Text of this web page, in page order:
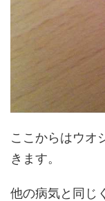
ここからはウオ
きます。
他の病気と同じ